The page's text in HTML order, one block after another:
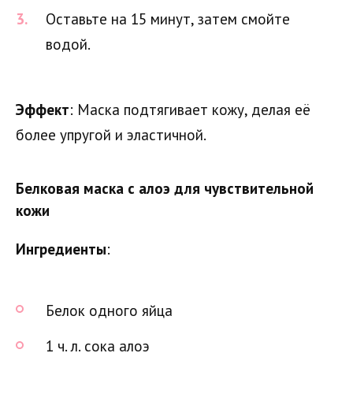
Оставьте на 15 минут, затем смойте
водой.
Эффект: Маска подтягивает кожу, делая её
более упругой и эластичной.
Белковая маска с алоэ для чувствительной
кожи
Ингредиенты:
Белок одного яйца
1 ч. л. сока алоэ